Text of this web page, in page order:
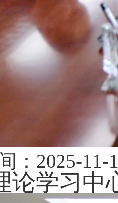
：2025-11-
论学习中